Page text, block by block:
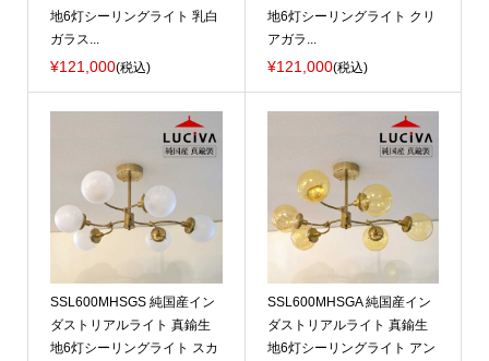
地6灯シーリングライト 乳白
ガラス...
¥121,000(税込)
地6灯シーリングライト クリ
アガラ...
¥121,000(税込)
SSL600MHSGS 純国産イン
ダストリアルライト 真鍮生
地6灯シーリングライト スカ
SSL600MHSGA 純国産イン
ダストリアルライト 真鍮生
地6灯シーリングライト アン